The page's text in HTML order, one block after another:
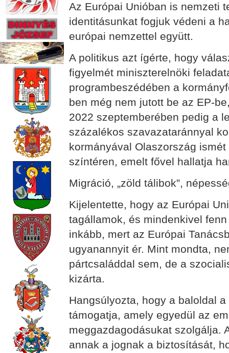
Az Európai Unióban is nemzeti
identitásunkat fogjuk védeni a
európai nemzettel együtt.
A politikus azt ígérte, hogy
figyelmét miniszterelnöki
programbeszédében a
ben még nem jutott be az EP-
2022 szeptemberében pedig a
százalékos szavazataránnyal
kormányával Olaszország
színtéren, emelt fővel hallatja
Migráció, „zöld tálibok”,
Kijelentette, hogy az Európai
tagállamok, és mindenkivel
inkább, mert az Európai
ugyanannyit ér. Mint mondta,
pártcsaláddal sem, de a
kizárta.
Hangsúlyozta, hogy a baloldal
támogatja, amely egyedül az
meggazdagodásukat szolgálja.
annak a jognak a biztosítását,